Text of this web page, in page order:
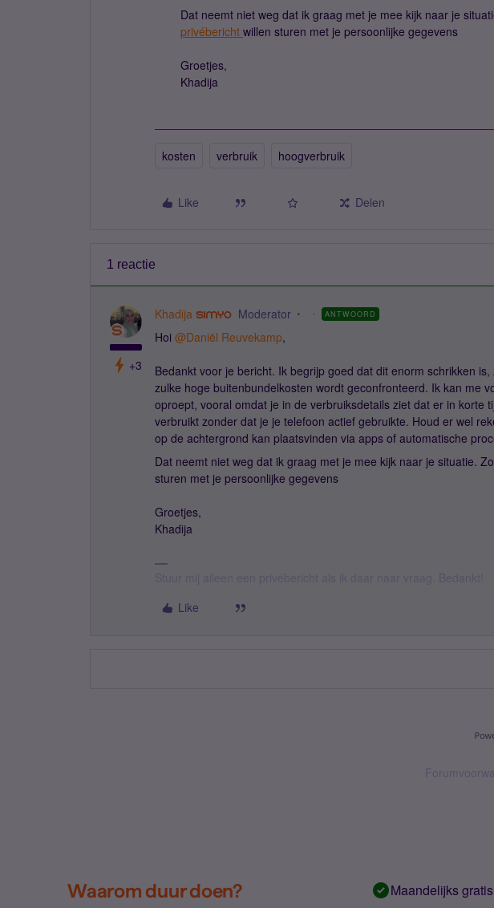
Dat neemt niet weg dat ik graag met je mee kijk naar je
privébericht willen sturen met je persoonlijke gegevens
Groetjes,
Khadija
kosten verbruik hoogverbruik
Like Delen
1 reactie
+3
Khadija Moderator ANTWOORD
Hoi ​ @Daniël Reuvekamp,
Bedankt voor je bericht. Ik begrijp goed dat dit enorm schrikken
zulke hoge buitenbundelkosten wordt geconfronteerd. Ik kan me
oproept, vooral omdat je in de verbruiksdetails ziet dat er in korte
verbruikt zonder dat je je telefoon actief gebruikte. Houd er wel
op de achtergrond kan plaatsvinden via apps of automatische
Dat neemt niet weg dat ik graag met je mee kijk naar je situatie.
sturen met je persoonlijke gegevens
Groetjes,
Khadija
Like
Waarom duur doen? Maandelijks